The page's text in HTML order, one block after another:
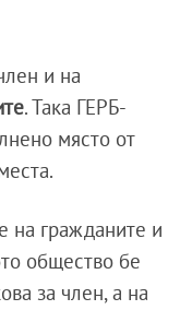
и на
. Така ГЕРБ-
място от
на гражданите и
общество бе
за член, а на